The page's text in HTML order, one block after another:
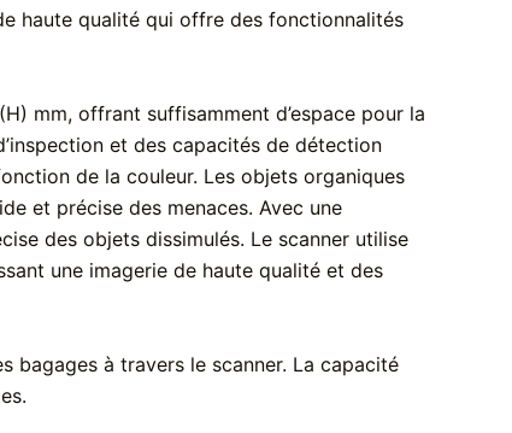
haute qualité qui offre des fonctionnalités
mm, offrant suffisamment d’espace pour la
et des capacités de détection
de la couleur. Les objets organiques
et précise des menaces. Avec une
des objets dissimulés. Le scanner utilise
une imagerie de haute qualité et des
bagages à travers le scanner. La capacité